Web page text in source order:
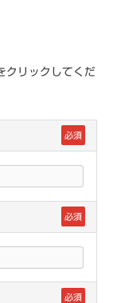
クリックしてくだ
必須
必須
必須